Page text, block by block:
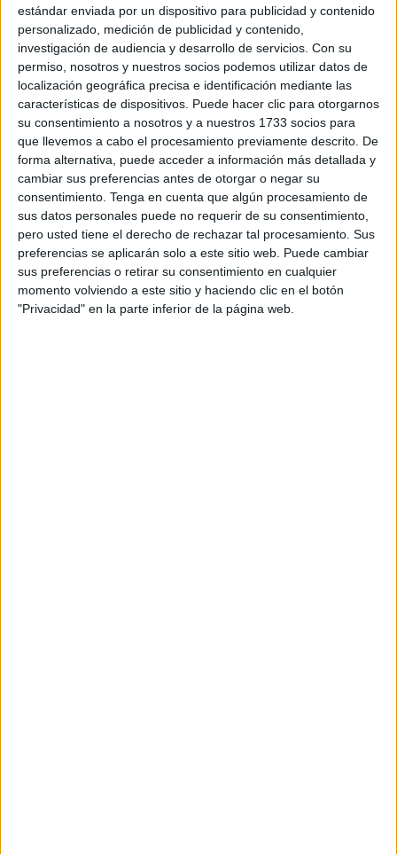
estándar enviada por un dispositivo para publicidad y contenido
personalizado, medición de publicidad y contenido,
investigación de audiencia y desarrollo de servicios. Con su
permiso, nosotros y nuestros socios podemos utilizar datos de
localización geográfica precisa e identificación mediante las
características de dispositivos. Puede hacer clic para otorgarnos
su consentimiento a nosotros y a nuestros 1733 socios para
que llevemos a cabo el procesamiento previamente descrito. De
forma alternativa, puede acceder a información más detallada y
cambiar sus preferencias antes de otorgar o negar su
consentimiento. Tenga en cuenta que algún procesamiento de
sus datos personales puede no requerir de su consentimiento,
pero usted tiene el derecho de rechazar tal procesamiento. Sus
preferencias se aplicarán solo a este sitio web. Puede cambiar
sus preferencias o retirar su consentimiento en cualquier
momento volviendo a este sitio y haciendo clic en el botón
"Privacidad" en la parte inferior de la página web.
detenidosen el puerto deportivo cuando transportaban
unaembarcación cargada de hachís, tal y como
adelantóEl Faro de Ceuta , fueron el detonante que llevó a
la intervención de laPolicía Nacionaly al decomiso de
236 kilosde esta droga. Ese ha sido el peso final
alcanzado.
Este jueves, la Jefatura Superior ha resaltado cómo se
llevó a cabo eseservicio antidroga. Fue al mediodía,
cuando los dos arrestados entraban en el deportivo
ocupando un todoterrenoque, a su vez,arrastraba la
embarcación cabinada.
La misma tiene7 metros de eslorae iba a ser botada por
la rampa establecida para salir al mar. A los policías les